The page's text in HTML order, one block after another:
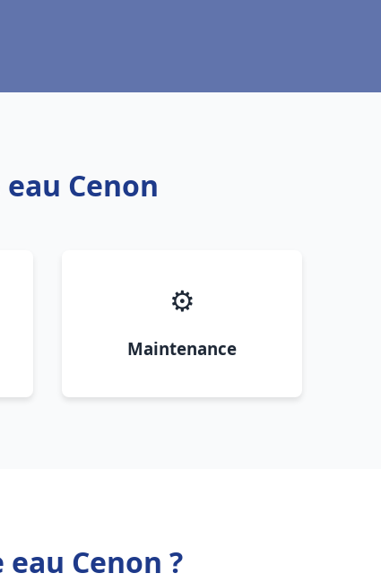
Cenon
⚙️
Maintenance
Cenon ?